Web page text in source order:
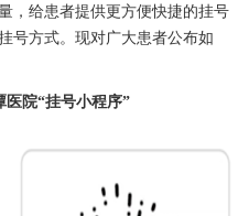
，给患者提供更方便快捷的挂号
号方式。现对广大患者公布如
医院“挂号小程序”